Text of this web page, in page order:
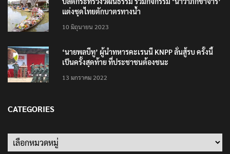
แต่งชุดไทยตักบาตรทางน้ำ
10 มิถุนายน 2023
‘นายพลบีทู’ ผู้นำทหารคะเรนนี KNPP ลั่นสู้รบ ครั้งนี้
เป็นครั้งสุดท้าย ที่ประชาชนต้องชนะ
13 มกราคม 2022
CATEGORIES
Categories